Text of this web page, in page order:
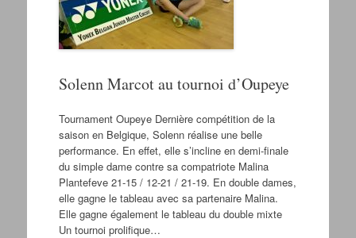
Solenn Marcot au tournoi d’Oupeye
Tournament Oupeye Dernière compétition de la
saison en Belgique, Solenn réalise une belle
performance. En effet, elle s’incline en demi-finale
du simple dame contre sa compatriote Malina
Plantefeve 21-15 / 12-21 / 21-19. En double dames,
elle gagne le tableau avec sa partenaire Malina.
Elle gagne également le tableau du double mixte
Un tournoi prolifique…